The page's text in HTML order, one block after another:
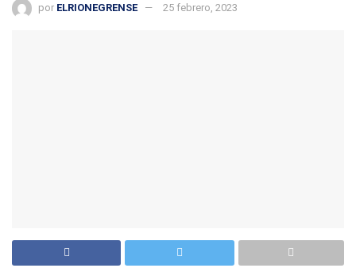
por ELRIONEGRENSE 25 febrero, 2023